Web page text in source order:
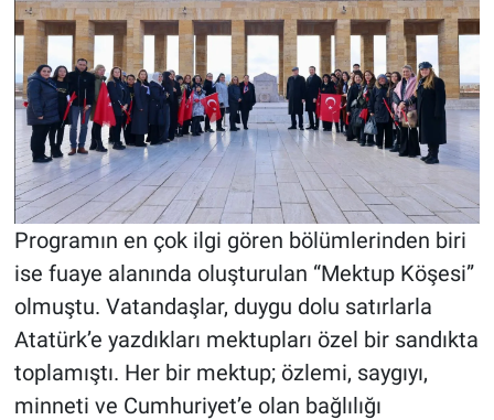
Programın en çok ilgi gören bölümlerinden biri
ise fuaye alanında oluşturulan “Mektup Köşesi”
olmuştu. Vatandaşlar, duygu dolu satırlarla
Atatürk’e yazdıkları mektupları özel bir sandıkta
toplamıştı. Her bir mektup; özlemi, saygıyı,
minneti ve Cumhuriyet’e olan bağlılığı